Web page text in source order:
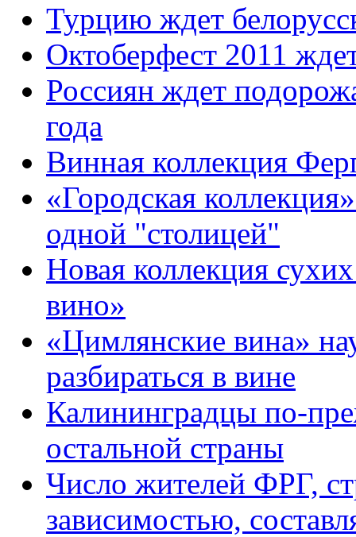
Турцию ждет
Октоберфест 2011
Россиян ждет
года
Винная коллекция
«Городская
одной "столицей"
Новая коллекция
вино»
«Цимлянские вина»
разбираться в вине
Калининградцы по-
остальной страны
Число жителей ФРГ,
зависимостью,